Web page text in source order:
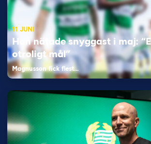
11 JUNI
Han nätade snyggast i maj:
otroligt mål”
Magnusson fick flest…